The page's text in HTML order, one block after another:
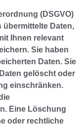
(DSGVO)
übermittelte Daten,
Ihnen relevant
Sie haben
Daten. Sie
gelöscht oder
einschränken.
Eine Löschung
oder rechtliche